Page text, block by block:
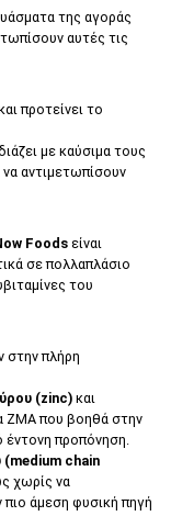
της αγοράς
αυτές τις
προτείνει το
με καύσιμα τους
να αντιμετωπίσουν
Foods είναι
σε πολλαπλάσιο
του
στην πλήρη
(zinc) και
ΖΜΑ που βοηθά στην
έντονη προπόνηση.
(medium chain
χωρίς να
άμεση φυσική πηγή